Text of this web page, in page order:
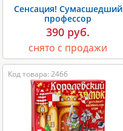
Сенсация! Сумасшедший
профессор
390 руб.
снято с продажи
Код товара: 2466